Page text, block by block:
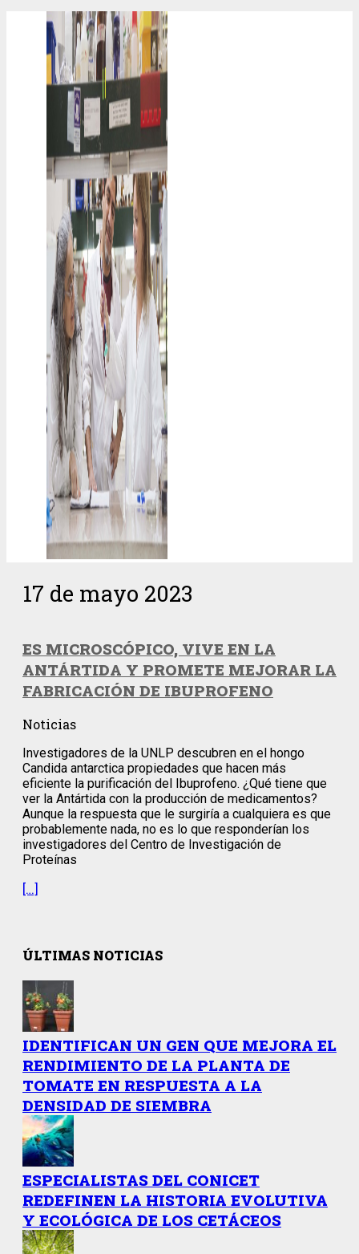
17 de mayo 2023
ES MICROSCÓPICO, VIVE EN LA
ANTÁRTIDA Y PROMETE MEJORAR LA
FABRICACIÓN DE IBUPROFENO
Noticias
Investigadores de la UNLP descubren en el hongo
Candida antarctica propiedades que hacen más
eficiente la purificación del Ibuprofeno. ¿Qué tiene que
ver la Antártida con la producción de medicamentos?
Aunque la respuesta que le surgiría a cualquiera es que
probablemente nada, no es lo que responderían los
investigadores del Centro de Investigación de
Proteínas
[…]
ÚLTIMAS NOTICIAS
IDENTIFICAN UN GEN QUE MEJORA EL
RENDIMIENTO DE LA PLANTA DE
TOMATE EN RESPUESTA A LA
DENSIDAD DE SIEMBRA
ESPECIALISTAS DEL CONICET
REDEFINEN LA HISTORIA EVOLUTIVA
Y ECOLÓGICA DE LOS CETÁCEOS